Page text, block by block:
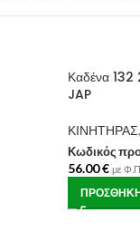
Καδένα 132
JAP
ΚΙΝΗΤΗΡΑΣ,
Κωδικός
56.00€ με